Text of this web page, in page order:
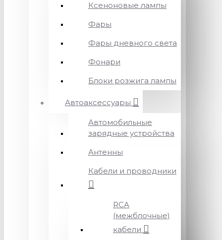
Ксеноновые лампы
Фары
Фары дневного света
Фонари
Блоки розжига лампы
Автоаксессуары
Автомобильные
зарядные устройства
Антенны
Кабели и проводники
RCA
(межблочные)
кабели